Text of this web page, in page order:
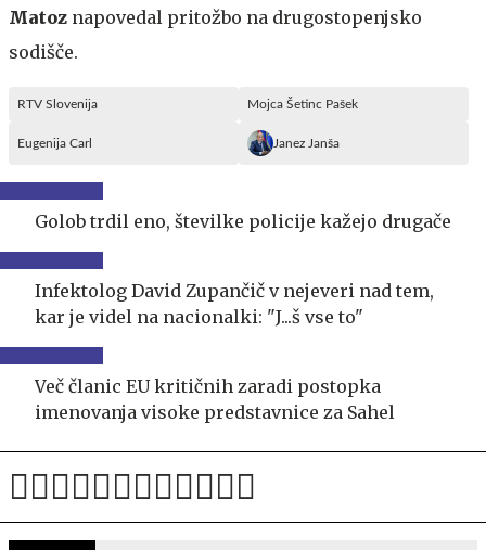
Matoz napovedal pritožbo na drugostopenjsko
sodišče.
RTV Slovenija Mojca Šetinc Pašek
Eugenija Carl Janez Janša
Golob trdil eno, številke policije kažejo drugače
Infektolog David Zupančič v nejeveri nad tem,
kar je videl na nacionalki: "J...š vse to"
Več članic EU kritičnih zaradi postopka
imenovanja visoke predstavnice za Sahel